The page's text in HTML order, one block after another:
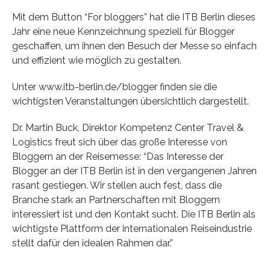
Mit dem Button “For bloggers” hat die ITB Berlin dieses
Jahr eine neue Kennzeichnung speziell für Blogger
geschaffen, um ihnen den Besuch der Messe so einfach
und effizient wie möglich zu gestalten.
Unter www.itb-berlin.de/blogger finden sie die
wichtigsten Veranstaltungen übersichtlich dargestellt.
Dr. Martin Buck, Direktor Kompetenz Center Travel &
Logistics freut sich über das große Interesse von
Bloggern an der Reisemesse: “Das Interesse der
Blogger an der ITB Berlin ist in den vergangenen Jahren
rasant gestiegen. Wir stellen auch fest, dass die
Branche stark an Partnerschaften mit Bloggern
interessiert ist und den Kontakt sucht. Die ITB Berlin als
wichtigste Plattform der internationalen Reiseindustrie
stellt dafür den idealen Rahmen dar.”